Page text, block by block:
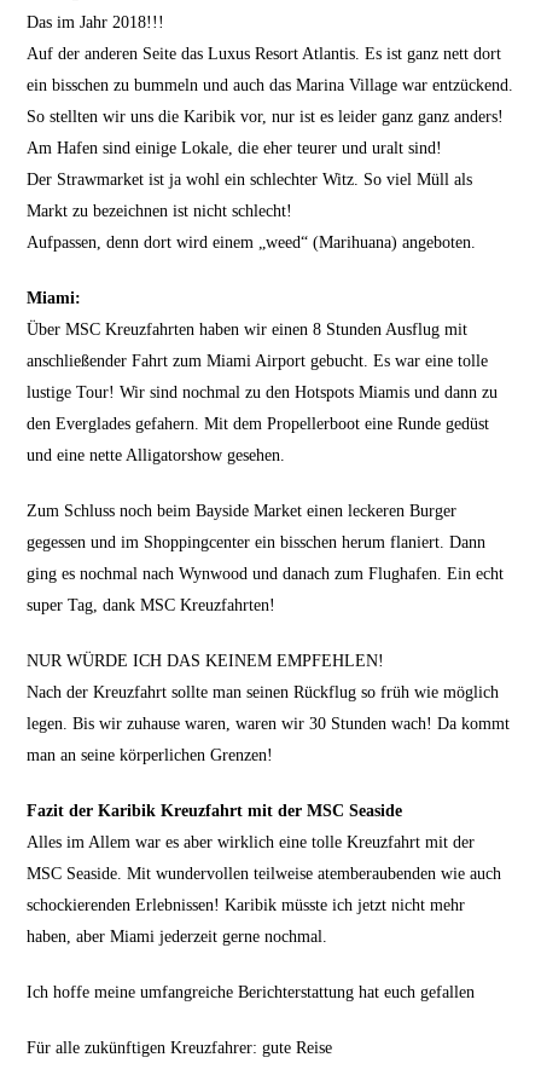
Das im Jahr 2018!!!
Auf der anderen Seite das Luxus Resort Atlantis. Es ist ganz nett dort
ein bisschen zu bummeln und auch das Marina Village war entzückend.
So stellten wir uns die Karibik vor, nur ist es leider ganz ganz anders!
Am Hafen sind einige Lokale, die eher teurer und uralt sind!
Der Strawmarket ist ja wohl ein schlechter Witz. So viel Müll als
Markt zu bezeichnen ist nicht schlecht!
Aufpassen, denn dort wird einem „weed“ (Marihuana) angeboten.
Miami:
Über MSC Kreuzfahrten haben wir einen 8 Stunden Ausflug mit
anschließender Fahrt zum Miami Airport gebucht. Es war eine tolle
lustige Tour! Wir sind nochmal zu den Hotspots Miamis und dann zu
den Everglades gefahern. Mit dem Propellerboot eine Runde gedüst
und eine nette Alligatorshow gesehen.
Zum Schluss noch beim Bayside Market einen leckeren Burger
gegessen und im Shoppingcenter ein bisschen herum flaniert. Dann
ging es nochmal nach Wynwood und danach zum Flughafen. Ein echt
super Tag, dank MSC Kreuzfahrten!
NUR WÜRDE ICH DAS KEINEM EMPFEHLEN!
Nach der Kreuzfahrt sollte man seinen Rückflug so früh wie möglich
legen. Bis wir zuhause waren, waren wir 30 Stunden wach! Da kommt
man an seine körperlichen Grenzen!
Fazit der Karibik Kreuzfahrt mit der MSC Seaside
Alles im Allem war es aber wirklich eine tolle Kreuzfahrt mit der
MSC Seaside. Mit wundervollen teilweise atemberaubenden wie auch
schockierenden Erlebnissen! Karibik müsste ich jetzt nicht mehr
haben, aber Miami jederzeit gerne nochmal.
Ich hoffe meine umfangreiche Berichterstattung hat euch gefallen
Für alle zukünftigen Kreuzfahrer: gute Reise